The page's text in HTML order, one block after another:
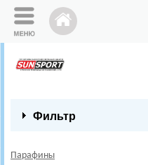
Фильтр
Парафины